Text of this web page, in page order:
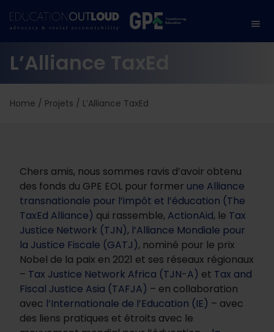
L’Alliance TaxEd
Home / Projets / L’Alliance TaxEd
Chers amis, nous sommes ravis d’avoir obtenu
des fonds du GPE EOL pour former une Alliance
transnationale pour l’impôt et l’éducation (The
TaxEd Alliance) qui rassemble, ActionAid, le Tax
Justice Network (TJN), l’Alliance Mondiale pour
la Justice Fiscale (GATJ), nominé pour le prix
Nobel de la paix en 2021 et ses réseaux régionaux
– Tax Justice Network Africa (TJN-A) et Tax and
Fiscal Justice Asia (TAFJA) – en collaboration
avec l’Internationale de l’Education (IE) – avec
des liens pratiques et étroits avec le